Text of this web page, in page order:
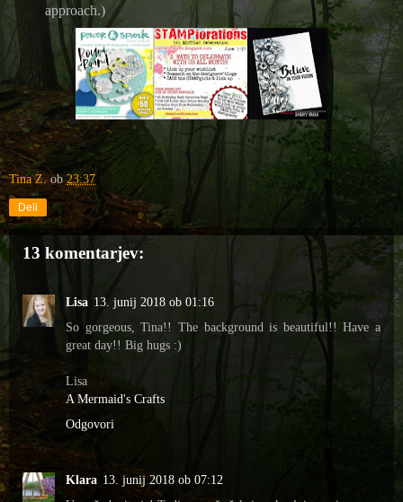
approach.)
Tina Z. ob23:37
Deli
13 komentarjev:
Lisa 13. junij 2018 ob 01:16
So gorgeous, Tina!! The background is beautiful!! Have a
great day!! Big hugs :)
Lisa
A Mermaid's Crafts
Odgovori
Klara 13. junij 2018 ob 07:12